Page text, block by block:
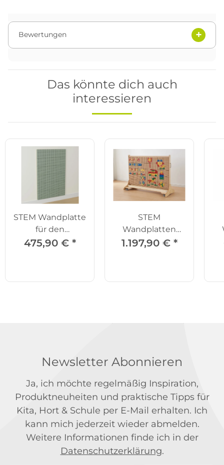
Bewertungen
Das könnte dich auch
interessieren
STEM Wandplatte
für den
Außenbereich
475,90 € *
STEM
Wandplatten
Trolley
1.197,90 € *
Newsletter Abonnieren
Ja, ich möchte regelmäßig Inspiration,
Produktneuheiten und praktische Tipps für
Kita, Hort & Schule per E-Mail erhalten. Ich
kann mich jederzeit wieder abmelden.
Weitere Informationen finde ich in der
Datenschutzerklärung.